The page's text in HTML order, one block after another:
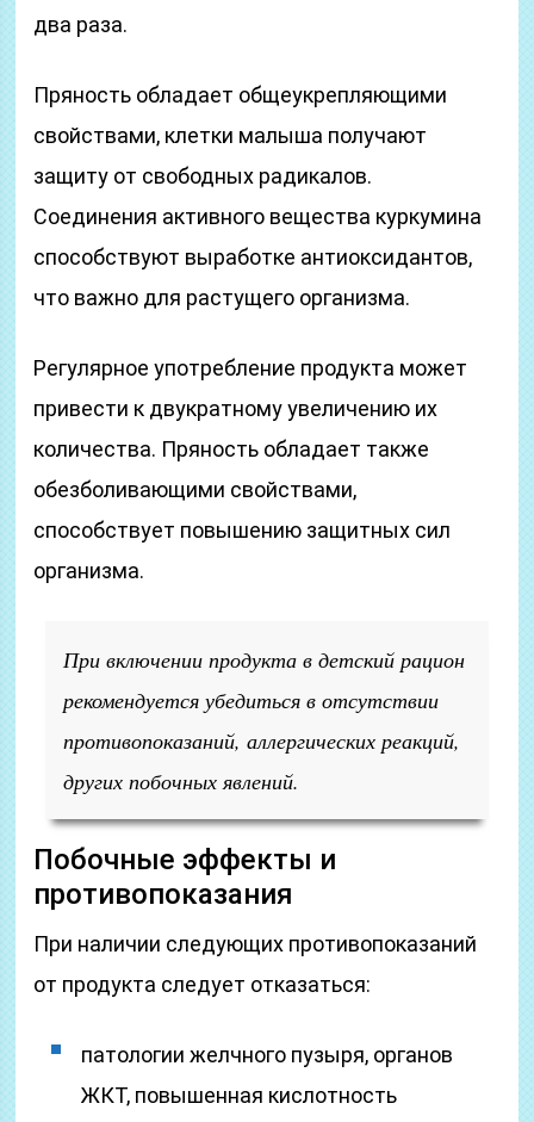
два раза.
Пряность обладает общеукрепляющими
свойствами, клетки малыша получают
защиту от свободных радикалов.
Соединения активного вещества куркумина
способствуют выработке антиоксидантов,
что важно для растущего организма.
Регулярное употребление продукта может
привести к двукратному увеличению их
количества. Пряность обладает также
обезболивающими свойствами,
способствует повышению защитных сил
организма.
При включении продукта в детский рацион
рекомендуется убедиться в отсутствии
противопоказаний, аллергических реакций,
других побочных явлений.
Побочные эффекты и
противопоказания
При наличии следующих противопоказаний
от продукта следует отказаться:
патологии желчного пузыря, органов
ЖКТ, повышенная кислотность